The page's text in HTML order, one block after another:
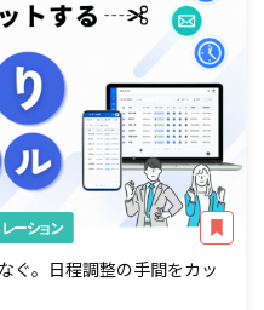
ーション
ぐ。日程調整の手間をカッ